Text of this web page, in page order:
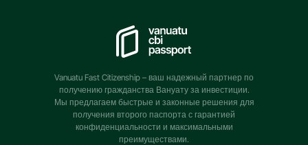
Vanuatu Fast Citizenship – ваш надежный партнер по
получению гражданства Вануату за инвестиции.
Мы предлагаем быстрые и законные решения для
получения второго паспорта с гарантией
конфиденциальности и максимальными
преимуществами.